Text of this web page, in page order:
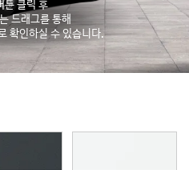
튼 클릭 후
드래그를 통해
확인하실 수 있습니다.